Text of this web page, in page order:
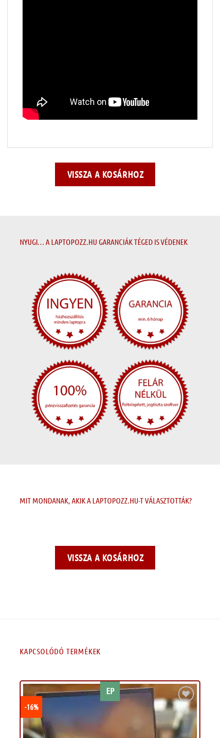
VISSZA A KOSÁRHOZ
NYUGI… A LAPTOPOZZ.HU GARANCIÁK TÉGED IS VÉDENEK
MIT MONDANAK, AKIK A LAPTOPOZZ.HU-T VÁLASZTOTTÁK?
VISSZA A KOSÁRHOZ
KAPCSOLÓDÓ TERMÉKEK
EP
-16% Kívánságlistához